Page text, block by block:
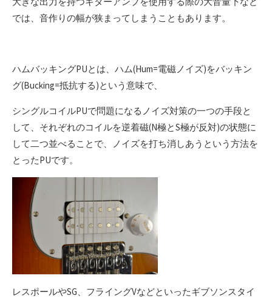
では、音作りの幅が狭まってしまうこともあります。
ハムバッキングPUとは、ハム(Hum=電磁ノイズ)をバッキン
グ(Bucking=抵抗する)という意味で、
シングルコイルPUで問題になるノイズ対策の一つの手段と
して、それぞれのコイルを逆着磁(N極とS極が反対)の状態に
して二つ並べることで、ノイズを打ち消しあうという方法を
とったPUです。
レスポールやSG、フライングVなどといったギブソンスタイ